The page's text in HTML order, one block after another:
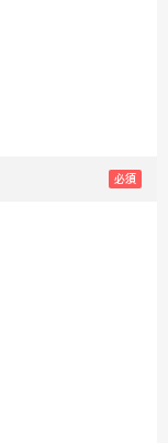
必須